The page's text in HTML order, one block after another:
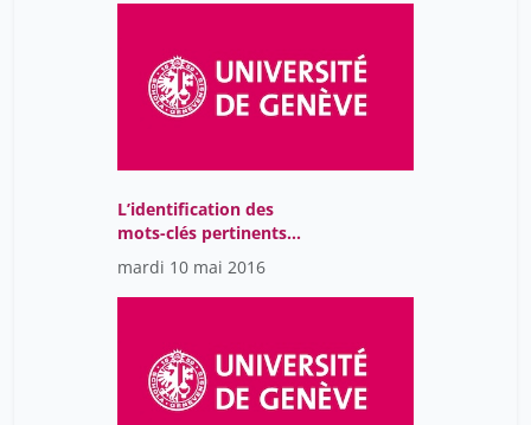
L’identification des
mots-clés pertinents
pour sa question de
recherche
mardi 10 mai 2016